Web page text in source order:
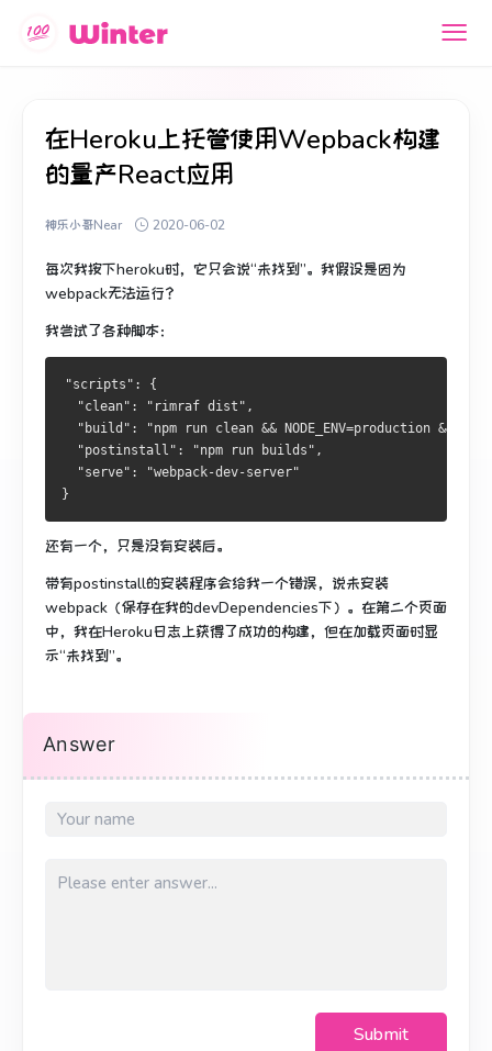
在Heroku上托管使用Wepback构建
的量产React应用
神乐小哥Near 2020-06-02
每次我按下heroku时，它只会说“未找到”。 我假设是因为
webpack无法运行？
我尝试了各种脚本：
"scripts": {
  "clean": "rimraf dist",
"build": "npm run clean && NODE_ENV=production &&
  "postinstall": "npm run builds",
  "serve": "webpack-dev-server"
}
还有一个，只是没有安装后。
带有postinstall的安装程序会给我一个错误，说未安装
webpack（保存在我的devDependencies下）。 在第二个页面
中，我在Heroku日志上获得了成功的构建，但在加载页面时显
示“未找到”。
Answer
Submit